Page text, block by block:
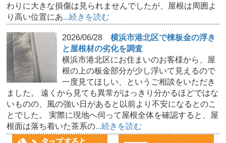
わりに大きな損傷は見られませんでしたが、屋根は周囲よ
り高い位置にあ...続きを読む
2026/06/28
横浜市港北区で棟板金の浮き
と屋根材の劣化を調査
横浜市港北区にお住まいのお客様から、屋
根の上の板金部分が少し浮いて見えるので
一度見てほしい、というご相談をいただき
ました。 遠くから見ても異常がはっきり分かるほどではな
いものの、風の強い日があると以前より不安になるとのこ
とでした。 実際に現地へ伺って屋根全体を確認すると、屋
根面は落ち着いた茶系の...続きを読む